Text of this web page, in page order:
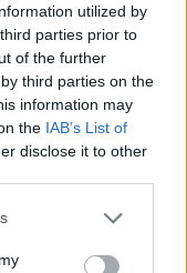
utilized by
parties prior to
of the further
third parties on the
information may
the IAB’s List of
disclose it to other
or more Google
You may click to
της